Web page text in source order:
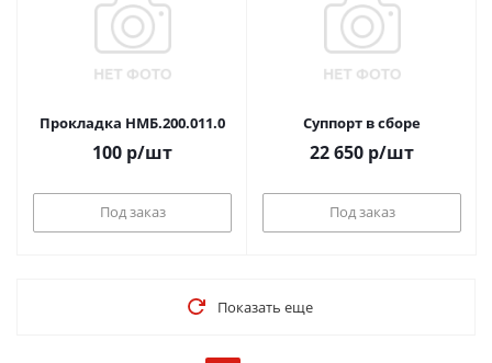
Прокладка НМБ.200.011.0
100 р/шт
Под заказ
Суппорт в сборе
22 650 р/шт
Под заказ
Показать еще